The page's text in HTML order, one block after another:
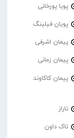
پویا پورخانی
پویان فیلینگ
پیمان اشرفی
پیمان زمانی
پیمان کاکاوند
تاراز
تاک داون